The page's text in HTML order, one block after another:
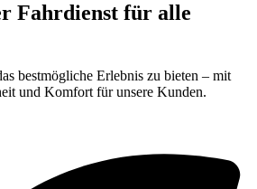
Fahrdienst für alle
bestmögliche Erlebnis zu bieten – mit
und Komfort für unsere Kunden.